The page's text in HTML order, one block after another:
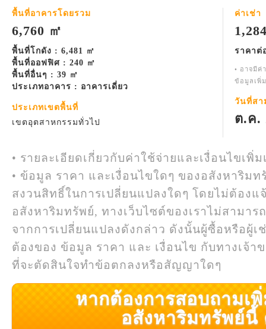
พื้นที่อาคารโดยรวม
6,760 ㎡
พื้นที่โกดัง : 6,481 ㎡
พื้นที่ออฟฟิศ : 240 ㎡
พื้นที่อื่นๆ : 39 ㎡
ประเภทอาคาร : อาคารเดี่ยว
ประเภทเขตพื้นที่
เขตอุตสาหกรรมทั่วไป
ค่าเช่า
ราคาต่
• อาจมีค่
ข้อมูลเพิ่
วันที่สา
ต.ค.
• รายละเอียดเกี่ยวกับค่าใช้จ่ายและเงื่อนไขเ
• ข้อมูล ราคา และเงื่อนไขใดๆ ของอสังหาริม
สงวนสิทธิ์ในการเปลี่ยนแปลงใดๆ โดยไม่ต้องแ
อสังหาริมทรัพย์, ทางเว็บไซต์ของเราไม่สามา
จากการเปลี่ยนแปลงดังกล่าว ดังนั้นผู้ซื้อหรือผู้
ต้องของ ข้อมูล ราคา และ เงื่อนไข กับทางเจ้
ที่จะตัดสินใจทำข้อตกลงหรือสัญญาใดๆ
หากต้องการสอบถามเ
อสังหาริมทรัพย์นี้